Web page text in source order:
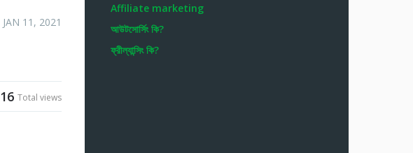
JAN 11, 2021
16 Total views
Affiliate marketing
আউটসোর্সিং কি?
ফ্রীল্যান্সিং কি?